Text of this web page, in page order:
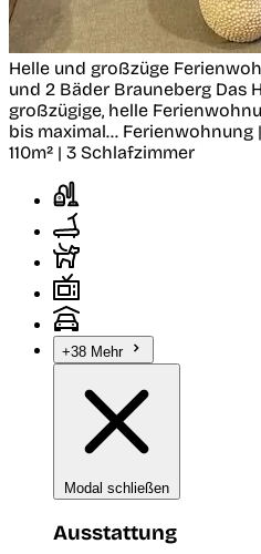
Helle und großzüge
und 2 Bäder Brauneberg Das
großzügige, helle
bis maximal... Ferienwohnung
110m² | 3 Schlafzimmer
+38 Mehr
Modal schließen
Ausstattung